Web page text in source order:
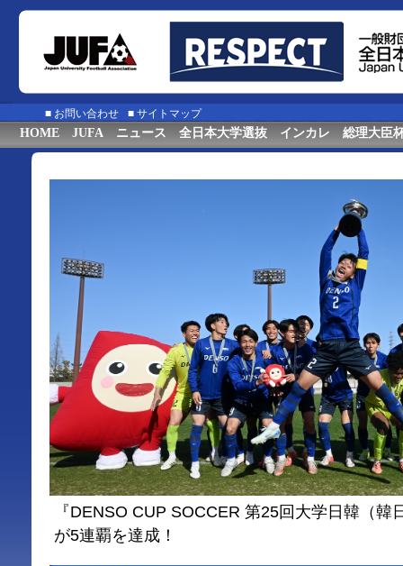
■ お問い合わせ ■ サイトマップ
HOME JUFA ニュース 全日本大学選抜 インカレ 総理大臣
『DENSO CUP SOCCER 第25回大学日韓（
が5連覇を達成！